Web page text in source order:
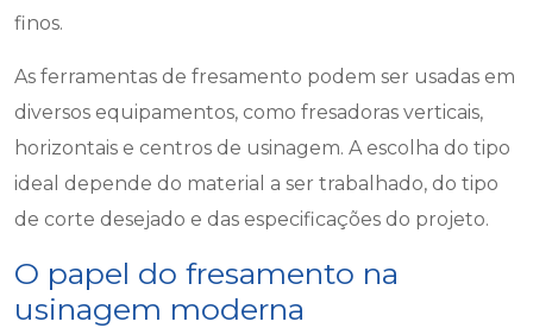
finos.
As ferramentas de fresamento podem ser usadas em
diversos equipamentos, como fresadoras verticais,
horizontais e centros de usinagem. A escolha do tipo
ideal depende do material a ser trabalhado, do tipo
de corte desejado e das especificações do projeto.
O papel do fresamento na
usinagem moderna